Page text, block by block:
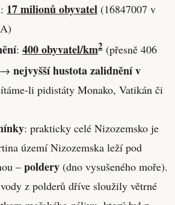
: 17 milionů obyvatel (16847007 v
: 400 obyvatel/km2 (přesně 406
nejvyšší hustota zalidnění v
li pidistáty Monako, Vatikán či
: prakticky celé Nizozemsko je
území Nizozemska leží pod
– poldery (dno vysušeného moře).
z polderů dříve sloužily větrné